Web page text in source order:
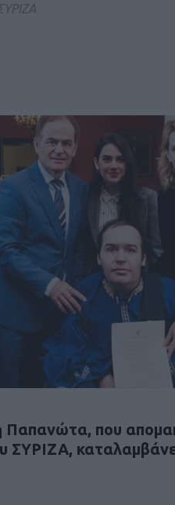
Παπανώτα, που
ΣΥΡΙΖΑ,